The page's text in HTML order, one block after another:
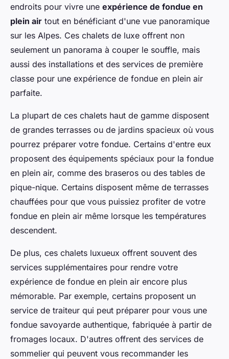
endroits pour vivre une expérience de fondue en
plein air tout en bénéficiant d'une vue panoramique
sur les Alpes. Ces chalets de luxe offrent non
seulement un panorama à couper le souffle, mais
aussi des installations et des services de première
classe pour une expérience de fondue en plein air
parfaite.
La plupart de ces chalets haut de gamme disposent
de grandes terrasses ou de jardins spacieux où vous
pourrez préparer votre fondue. Certains d'entre eux
proposent des équipements spéciaux pour la fondue
en plein air, comme des braseros ou des tables de
pique-nique. Certains disposent même de terrasses
chauffées pour que vous puissiez profiter de votre
fondue en plein air même lorsque les températures
descendent.
De plus, ces chalets luxueux offrent souvent des
services supplémentaires pour rendre votre
expérience de fondue en plein air encore plus
mémorable. Par exemple, certains proposent un
service de traiteur qui peut préparer pour vous une
fondue savoyarde authentique, fabriquée à partir de
fromages locaux. D'autres offrent des services de
sommelier qui peuvent vous recommander les